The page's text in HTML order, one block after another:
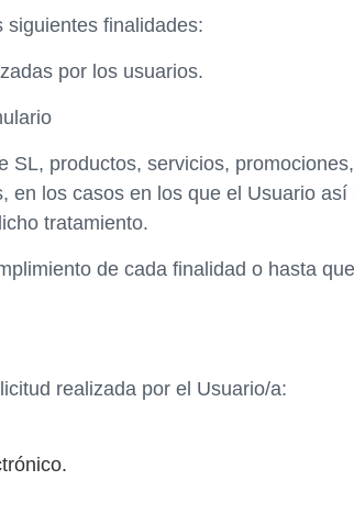
siguientes finalidades:
por los usuarios.
productos, servicios,
en los casos en los que el Usuario así
tratamiento.
de cada finalidad o hasta
realizada por el Usuario/a: